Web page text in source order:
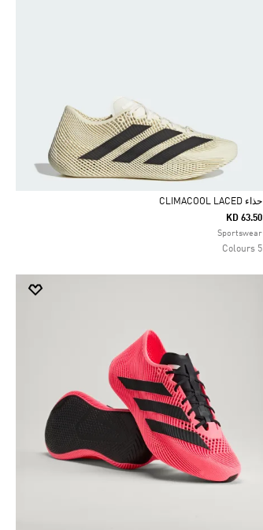
Selected
حذاء CLIMACOOL LACED
KD 63.50
Sportswear
5 Colours